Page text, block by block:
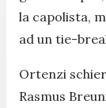
la capolista,
ad un tie-
Ortenzi
Rasmus